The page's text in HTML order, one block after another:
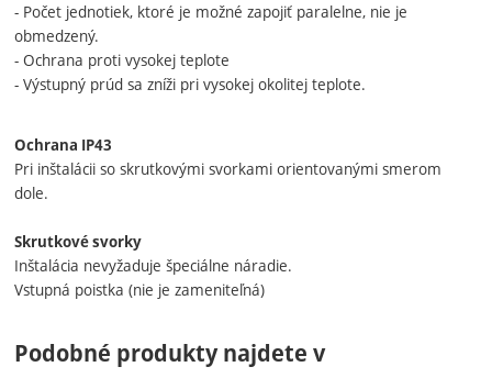
- Počet jednotiek, ktoré je možné zapojiť paralelne, nie je
obmedzený.
- Ochrana proti vysokej teplote
- Výstupný prúd sa zníži pri vysokej okolitej teplote.
Ochrana IP43
Pri inštalácii so skrutkovými svorkami orientovanými smerom
dole.
Skrutkové svorky
Inštalácia nevyžaduje špeciálne náradie.
Vstupná poistka (nie je zameniteľná)
Podobné produkty najdete v